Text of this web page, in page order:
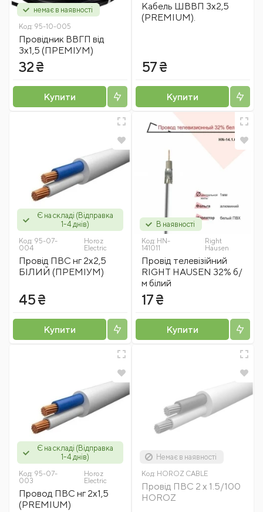
немає в наявності
Код: 95-10-005
Провідник ВВГП від
3х1,5 (ПРЕМІУМ)
32 ₴
Купити
Кабель ШВВП 3x2,5
(PREMIUM).
57 ₴
Купити
Є на складі (Відправка
1-4 днів)
Код: 95-07-
004
Horoz
Electric
Провід ПВС нг 2х2,5
БІЛИЙ (ПРЕМІУМ)
45 ₴
Купити
В наявності
Код: HN-
141011
Right
Hausen
Провід телевізійний
RIGHT HAUSEN 32% б/
м білий
17 ₴
Купити
Є на складі (Відправка
1-4 днів)
Код: 95-07-
003
Horoz
Electric
Провод ПВС нг 2x1,5
(PREMIUM)
Немає в наявності
Код: HOROZ CABLE
Провід ПВС 2 x 1.5/100
HOROZ